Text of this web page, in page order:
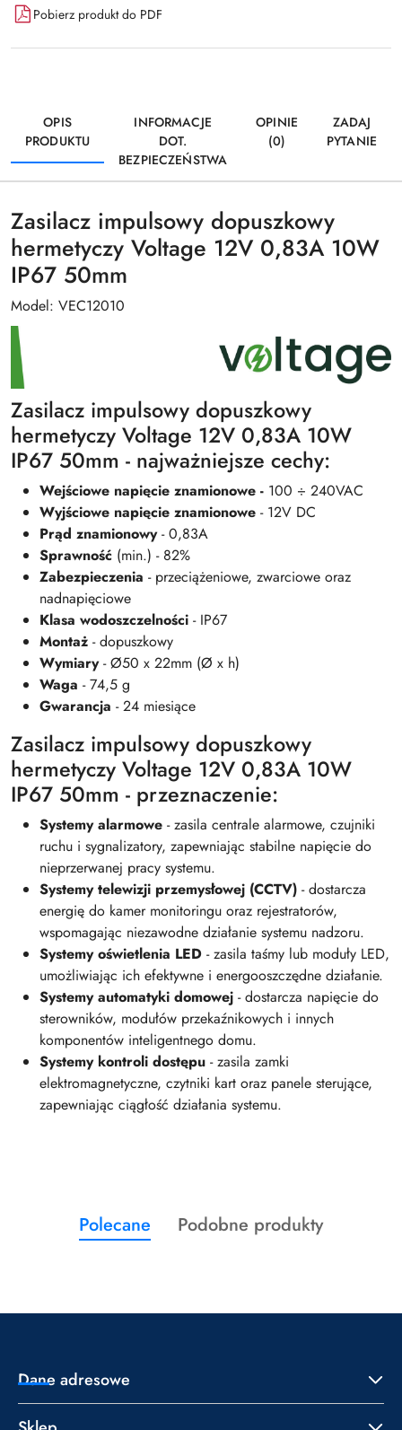
Pobierz produkt do PDF
OPIS
PRODUKTU
INFORMACJE
DOT.
BEZPIECZEŃSTWA
OPINIE
(0)
ZADAJ
PYTANIE
Zasilacz impulsowy dopuszkowy
hermetyczy Voltage 12V 0,83A 10W
IP67 50mm
Model: VEC12010
Zasilacz impulsowy dopuszkowy
hermetyczy Voltage 12V 0,83A 10W
IP67 50mm - najważniejsze cechy:
Wejściowe napięcie znamionowe - 100 ÷ 240VAC
Wyjściowe napięcie znamionowe - 12V DC
Prąd znamionowy- 0,83A
Sprawność (min.) - 82%
Zabezpieczenia - przeciążeniowe, zwarciowe oraz
nadnapięciowe
Klasa wodoszczelności - IP67
Montaż - dopuszkowy
Wymiary- Ø50 x 22mm (Ø x h)
Waga - 74,5 g
Gwarancja - 24 miesiące
Zasilacz impulsowy dopuszkowy
hermetyczy Voltage 12V 0,83A 10W
IP67 50mm - przeznaczenie:
Systemy alarmowe - zasila centrale alarmowe, czujniki
ruchu i sygnalizatory, zapewniając stabilne napięcie do
nieprzerwanej pracy systemu.
Systemy telewizji przemysłowej (CCTV) - dostarcza
energię do kamer monitoringu oraz rejestratorów,
wspomagając niezawodne działanie systemu nadzoru.
Systemy oświetlenia LED - zasila taśmy lub moduły LED,
umożliwiając ich efektywne i energooszczędne działanie.
Systemy automatyki domowej - dostarcza napięcie do
sterowników, modułów przekaźnikowych i innych
komponentów inteligentnego domu.
Systemy kontroli dostępu - zasila zamki
elektromagnetyczne, czytniki kart oraz panele sterujące,
zapewniając ciągłość działania systemu.
Pomiń karuzelę produktów
Produkty
o
Polecane
Produkty
Podobne produkty
Dane adresowe